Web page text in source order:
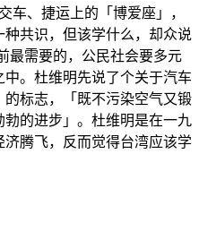
车、捷运上的「博爱座」，
共识，但该学什么，却众说
最需要的，公民社会要多元
。杜维明先说了个关于汽车
标志，「既不污染空气又锻
的进步」。杜维明是在一九
腾飞，反而觉得台湾应该学